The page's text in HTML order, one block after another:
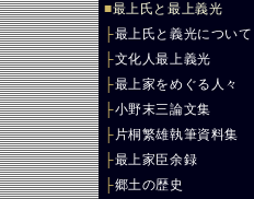
■最上氏と最上義光
├最上氏と義光について
├文化人最上義光
├最上家をめぐる人々
├小野末三論文集
├ 片桐繁雄執筆資料集
├最上家臣余録
├郷土の歴史